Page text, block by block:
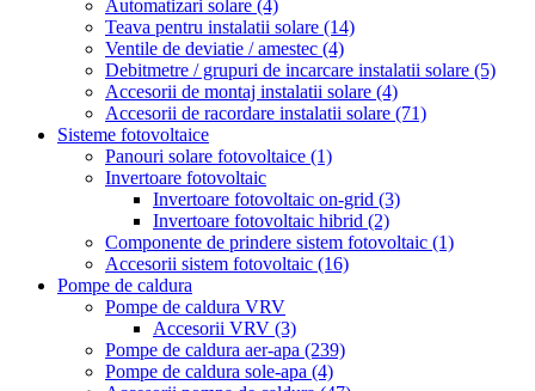
Automatizari solare (4)
Teava pentru instalatii solare (14)
Ventile de deviatie / amestec (4)
Debitmetre / grupuri de incarcare instalatii solare (5)
Accesorii de montaj instalatii solare (4)
Accesorii de racordare instalatii solare (71)
Sisteme fotovoltaice
Panouri solare fotovoltaice (1)
Invertoare fotovoltaic
Invertoare fotovoltaic on-grid (3)
Invertoare fotovoltaic hibrid (2)
Componente de prindere sistem fotovoltaic (1)
Accesorii sistem fotovoltaic (16)
Pompe de caldura
Pompe de caldura VRV
Accesorii VRV (3)
Pompe de caldura aer-apa (239)
Pompe de caldura sole-apa (4)